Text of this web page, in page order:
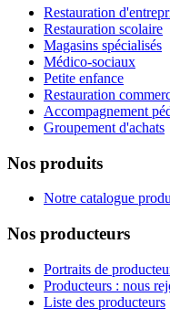
Restauration
Restauration scolaire
Magasins spécialisés
Médico-sociaux
Petite enfance
Restauration
Accompagnement
Groupement d'achats
Nos produits
Notre catalogue
Nos producteurs
Portraits de
Producteurs : nous
Liste des producteurs